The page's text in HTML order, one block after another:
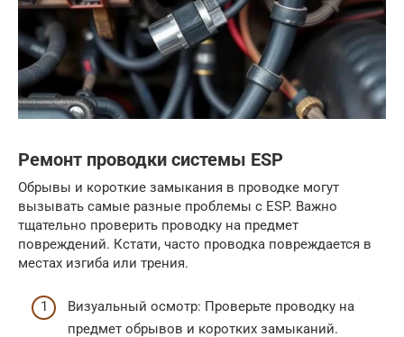
Ремонт проводки системы ESP
Обрывы и короткие замыкания в проводке могут
вызывать самые разные проблемы с ESP. Важно
тщательно проверить проводку на предмет
повреждений. Кстати, часто проводка повреждается в
местах изгиба или трения.
Визуальный осмотр: Проверьте проводку на
предмет обрывов и коротких замыканий.